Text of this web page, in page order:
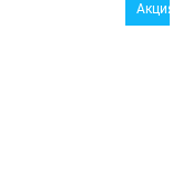
Акция